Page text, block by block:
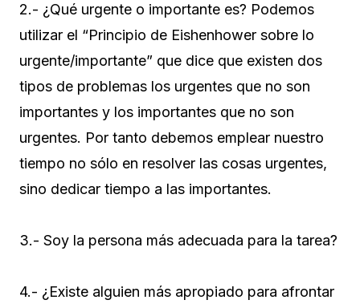
2.- ¿Qué urgente o importante es? Podemos
utilizar el “Principio de Eishenhower sobre lo
urgente/importante” que dice que existen dos
tipos de problemas los urgentes que no son
importantes y los importantes que no son
urgentes. Por tanto debemos emplear nuestro
tiempo no sólo en resolver las cosas urgentes,
sino dedicar tiempo a las importantes.
3.- Soy la persona más adecuada para la tarea?
4.- ¿Existe alguien más apropiado para afrontar